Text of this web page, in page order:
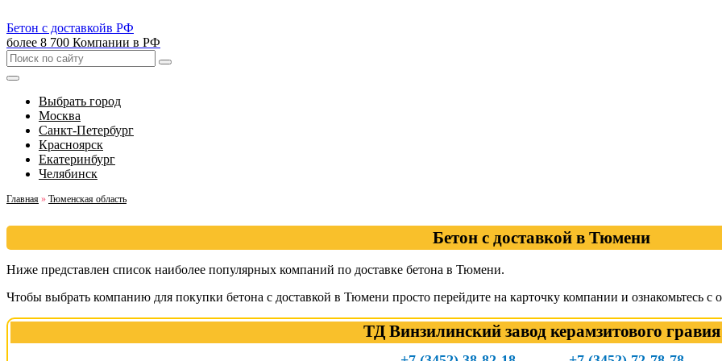
Бетон с доставкойв РФ
более 8 700 Компании в РФ
Выбрать город
Москва
Санкт-Петербург
Красноярск
Екатеринбург
Челябинск
Главная » Тюменская область
Бетон с доставкой в Тюмени
Ниже представлен список наиболее популярных компаний по доставке бетона в Тюмени.
Чтобы выбрать компанию для покупки бетона с доставкой в Тюмени просто перейдите на карточку компании и ознакомьтесь с
ТД Винзилинский завод керамзитового гравия